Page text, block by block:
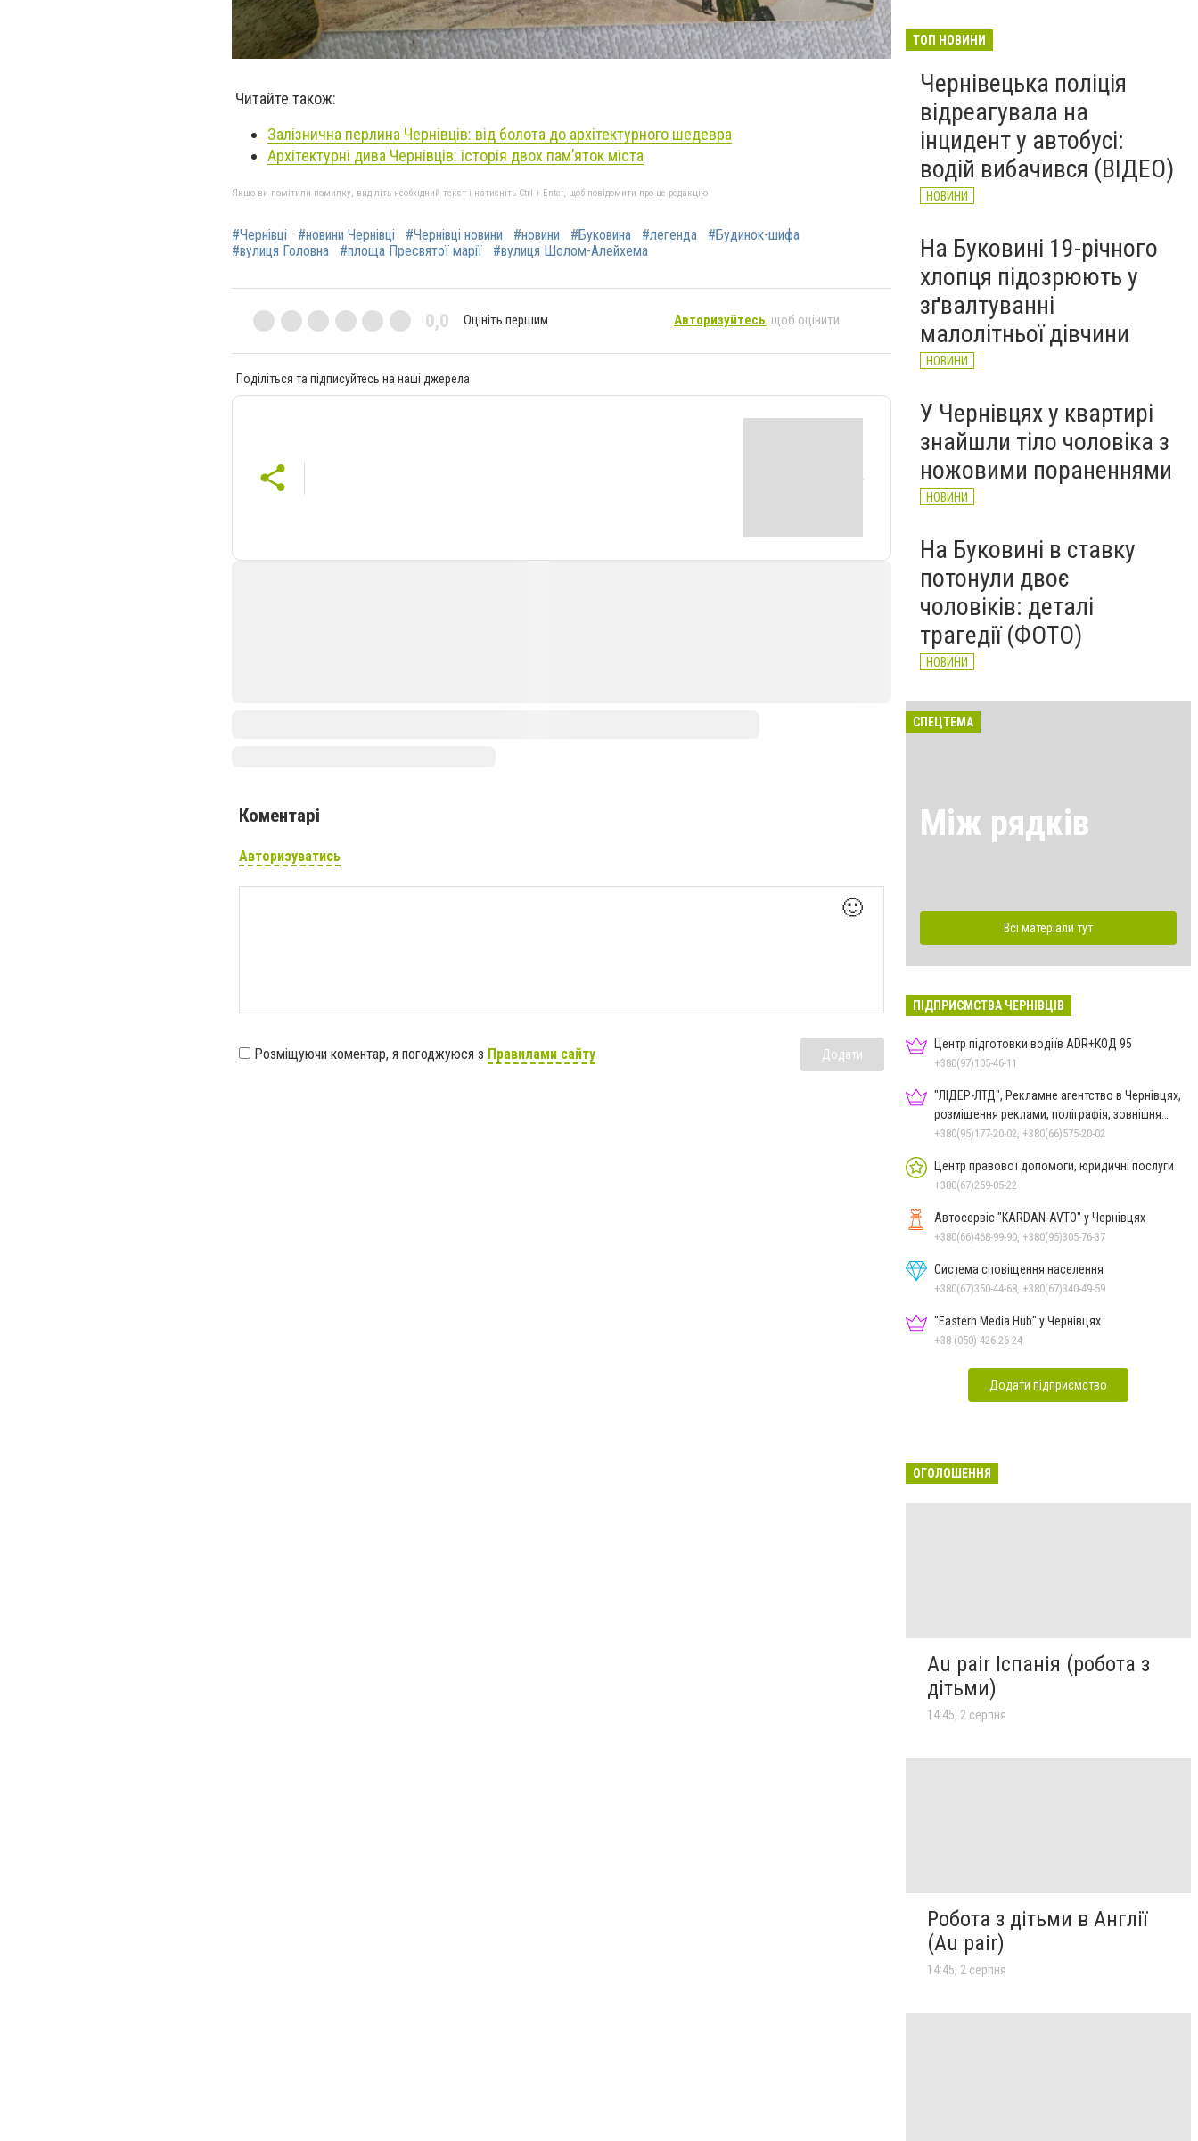
Читайте також:
Залізнична перлина Чернівців: від болота до архітектурного шедевра
Архітектурні дива Чернівців: історія двох памʼяток міста
Якщо ви помітили помилку, виділіть необхідний текст і натисніть Ctrl + Enter, щоб повідомити про це редакцію
#Чернівці #новини Чернівці #Чернівці новини #новини #Буковина #легенда
#Будинок-шифа
#вулиця Головна
#площа Пресвятої марії #вулиця Шолом-Алейхема
0,0 Оцініть першим Авторизуйтесь, щоб оцінити
Поділіться та підписуйтесь на наші джерела
Коментарі
Авторизуватись
🙂
Розміщуючи коментар, я погоджуюся з Правилами сайту Додати
повалене дерево і
порятунок собаки: як
минула доба для
рятувальників Буковини
НОВИНИ
Вчора
ТОП НОВИНИ
Чернівецька поліція
відреагувала на
інцидент у автобусі:
водій вибачився (ВІДЕО)
НОВИНИ
На Буковині 19-річного
хлопця підозрюють у
зґвалтуванні
малолітньої дівчини
НОВИНИ
У Чернівцях у квартирі
знайшли тіло чоловіка з
ножовими пораненнями
НОВИНИ
На Буковині в ставку
потонули двоє
чоловіків: деталі
трагедії (ФОТО)
НОВИНИ
СПЕЦТЕМА
Між рядків
Всі матеріали тут
ПІДПРИЄМСТВА ЧЕРНІВЦІВ
Центр підготовки водіїв ADR+КОД 95
+380(97)105-46-11
"ЛІДЕР-ЛТД", Рекламне агентство в Чернівцях,
розміщення реклами, поліграфія, зовнішня
реклама
+380(95)177-20-02, +380(66)575-20-02
Центр правової допомоги, юридичні послуги
+380(67)259-05-22
Автосервіс "KARDAN-AVTO" у Чернівцях
+380(66)468-99-90, +380(95)305-76-37
Система сповіщення населення
+380(67)350-44-68, +380(67)340-49-59
"Eastern Media Hub" у Чернівцях
+38 (050) 426 26 24
Додати підприємство
ОГОЛОШЕННЯ
Au pair Іспанія (робота з
дітьми)
14:45, 2 серпня
Робота з дітьми в Англії
(Au pair)
14:45, 2 серпня